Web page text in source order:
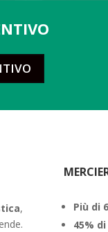
,
Più di
45%